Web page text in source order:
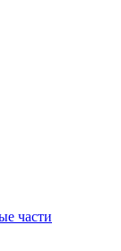
части